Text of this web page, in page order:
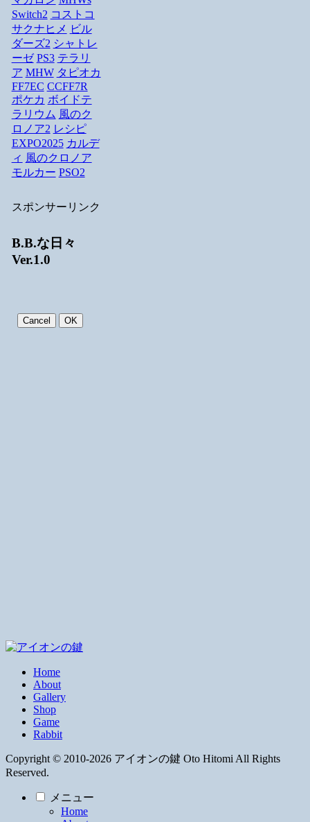
Switch2 コストコ
サクナヒメ ビル
ダーズ2 シャトレ
ーゼ PS3 テラリ
ア MHW タピオカ
FF7EC CCFF7R
ポケカ ボイドテ
ラリウム 風のク
ロノア2 レシピ
EXPO2025 カルデ
ィ 風のクロノア
モルカー PSO2
スポンサーリンク
B.B.な日々
Ver.1.0
Home
About
Gallery
Shop
Game
Rabbit
Copyright © 2010-2026 アイオンの鍵 Oto Hitomi All Rights
Reserved.
メニュー
Home